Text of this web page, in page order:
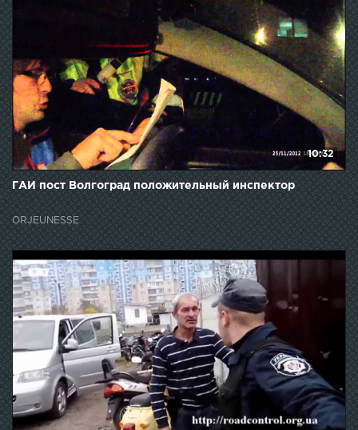
10:32
ГАИ пост Волгоград положительный инспектор
ORJEUNESSE